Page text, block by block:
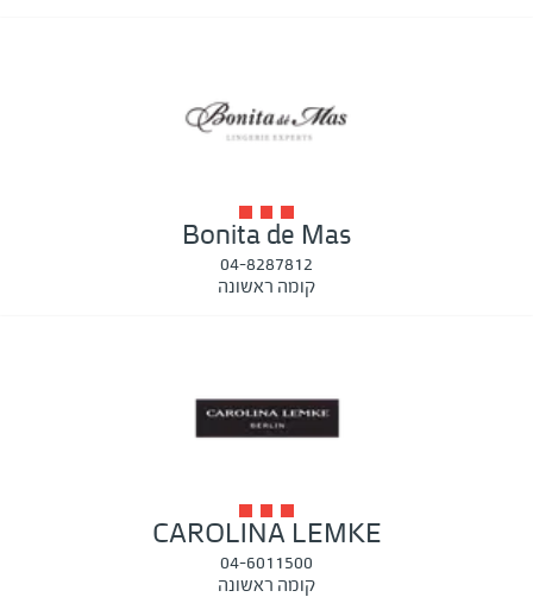
Bonita de Mas
04-8287812
קומה ראשונה
CAROLINA LEMKE
04-6011500
קומה ראשונה